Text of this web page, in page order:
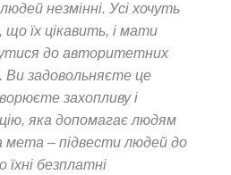
незмінні. Усі хочуть
їх цікавить, і мати
до авторитетних
задовольняєте це
захопливу і
яка допомагає людям
мета – підвести людей до
безплатні